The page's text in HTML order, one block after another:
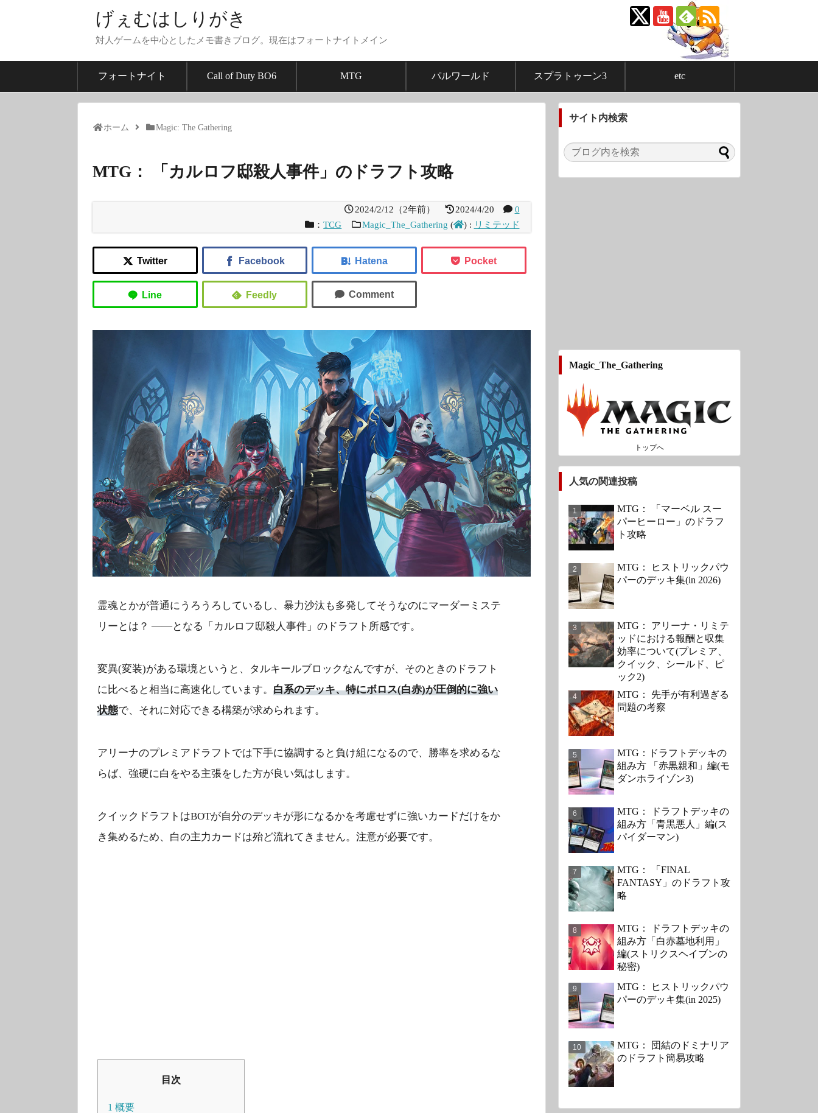
げぇむはしりがき
対人ゲームを中心としたメモ書きブログ。現在はフォートナイトメイン
フォートナイト Call of Duty BO6 MTG パルワールド スプラトゥーン3 etc
ホーム Magic: The Gathering
MTG： 「カルロフ邸殺人事件」のドラフト攻略
2024/2/12 （2年前） 2024/4/20
0
：TCG Magic_The_Gathering ( ): リミテッド
霊魂とかが普通にうろうろしているし、暴力沙汰も多発してそうなのにマーダーミステ
リーとは？ ――となる「カルロフ邸殺人事件」のドラフト所感です。
変異(変装)がある環境というと、タルキールブロックなんですが、そのときのドラフト
に比べると相当に高速化しています。 白系のデッキ、特にボロス(白赤)が圧倒的に強い
状態で、それに対応できる構築が求められます。
アリーナのプレミアドラフトでは下手に協調すると負け組になるので、勝率を求めるな
らば、強硬に白をやる主張をした方が良い気はします。
クイックドラフトはBOTが自分のデッキが形になるかを考慮せずに強いカードだけをか
き集めるため、白の主力カードは殆ど流れてきません。注意が必要です。
目次
1 概要
サイト内検索
Magic_The_Gathering
トップへ
人気の関連投稿
MTG： 「マーベル スー
パーヒーロー」のドラフ
ト攻略
MTG： ヒストリックパウ
パーのデッキ集(in 2026)
MTG： アリーナ・リミテ
ッドにおける報酬と収集
効率について(プレミア、
クイック、シールド、ピ
ック2)
MTG： 先手が有利過ぎる
問題の考察
MTG：ドラフトデッキの
組み方 「赤黒親和」編(モ
ダンホライゾン3)
MTG： ドラフトデッキの
組み方「青黒悪人」編(ス
パイダーマン)
MTG： 「FINAL
FANTASY」のドラフト攻
略
MTG： ドラフトデッキの
組み方「白赤墓地利用」
編(ストリクスヘイブンの
秘密)
MTG： ヒストリックパウ
パーのデッキ集(in 2025)
MTG： 団結のドミナリア
のドラフト簡易攻略